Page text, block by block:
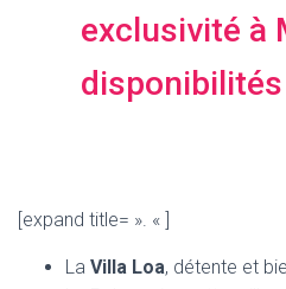
exclusivité à
[expand title= ». « ]
La Villa Loa, détente et